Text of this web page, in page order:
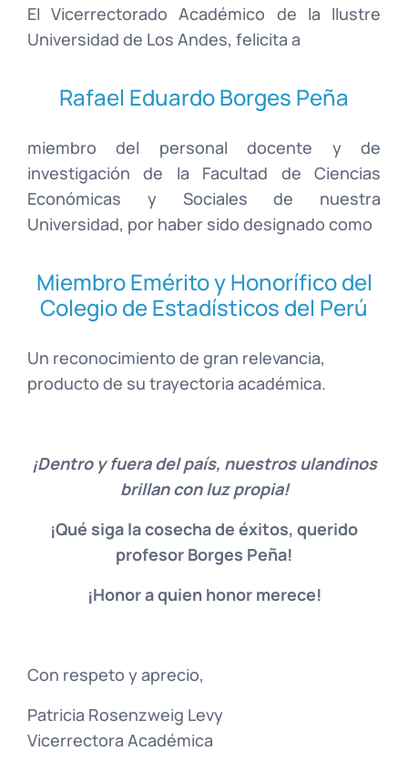
El Vicerrectorado Académico de la Ilustre
Universidad de Los Andes, felicita a
Rafael Eduardo Borges Peña
miembro del personal docente y de
investigación de la Facultad de Ciencias
Económicas y Sociales de nuestra
Universidad, por haber sido designado como
Miembro Emérito y Honorífico del
Colegio de Estadísticos del Perú
Un reconocimiento de gran relevancia,
producto de su trayectoria académica.
¡Dentro y fuera del país, nuestros ulandinos
brillan con luz propia!
¡Qué siga la cosecha de éxitos, querido
profesor Borges Peña!
¡Honor a quien honor merece!
Con respeto y aprecio,
Patricia Rosenzweig Levy
Vicerrectora Académica